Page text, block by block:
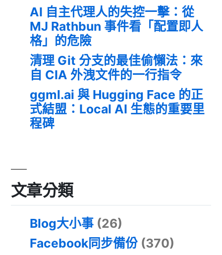
AI 自主代理人的失控一擊：從
MJ Rathbun 事件看「配置即人
格」的危險
清理 Git 分支的最佳偷懶法：來
自 CIA 外洩文件的一行指令
ggml.ai 與 Hugging Face 的正
式結盟：Local AI 生態的重要里
程碑
文章分類
Blog大小事 (26)
Facebook同步備份 (370)